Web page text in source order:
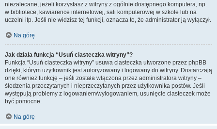
niezalecane, jeżeli korzystasz z witryny z ogólnie dostępnego komputera, np.
w bibliotece, kawiarence internetowej, sali komputerowej w szkole lub na
uczelni itp. Jeśli nie widzisz tej funkcji, oznacza to, że administrator ją wyłączył.
Na górę
Jak działa funkcja “Usuń ciasteczka witryny”?
Funkcja “Usuń ciasteczka witryny” usuwa ciasteczka utworzone przez phpBB
dzięki, którym użytkownik jest autoryzowany i logowany do witryny. Dostarczają
one również funkcję – jeśli została włączona przez administratora witryny –
śledzenia przeczytanych i nieprzeczytanych przez użytkownika postów. Jeśli
występują problemy z logowaniem/wylogowaniem, usunięcie ciasteczek może
być pomocne.
Na górę